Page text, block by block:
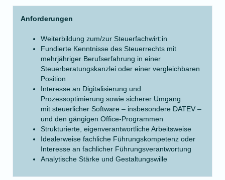
Anforderungen
Weiterbildung zum/zur Steuerfachwirt:in
Fundierte Kenntnisse des Steuerrechts mit
mehrjähriger Berufserfahrung in einer
Steuerberatungskanzlei oder einer vergleichbaren
Position
Interesse an Digitalisierung und
Prozessoptimierung sowie sicherer Umgang
mit steuerlicher Software – insbesondere DATEV –
und den gängigen Office-Programmen
Strukturierte, eigenverantwortliche Arbeitsweise
Idealerweise fachliche Führungskompetenz oder
Interesse an fachlicher Führungsverantwortung
Analytische Stärke und Gestaltungswille